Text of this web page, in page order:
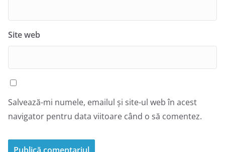
Site web
Salvează-mi numele, emailul și site-ul web în acest
navigator pentru data viitoare când o să comentez.